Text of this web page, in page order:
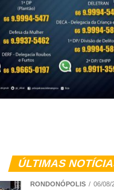
ÚLTIMAS
RONDONÓPOLIS 06/08/